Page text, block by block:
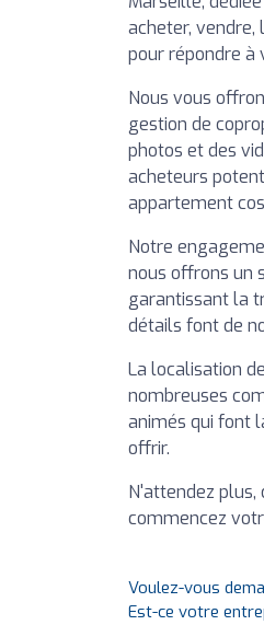
acheter, vendre,
pour répondre à
Nous vous
gestion de
photos et des
acheteurs
appartement
Notre
nous offrons un
garantissant la
détails font de
La localisation
nombreuses
animés qui font
offrir.
N'attendez plus,
commencez
Voulez-vous
Est-ce votre